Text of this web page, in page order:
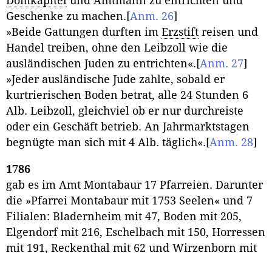
Geschenke zu machen. [Anm. 26]
»Beide Gattungen durften im Erzstift reisen und
Handel treiben, ohne den Leibzoll wie die
ausländischen Juden zu entrichten«. [Anm. 27]
»Jeder ausländische Jude zahlte, sobald er
kurtrierischen Boden betrat, alle 24 Stunden 6
Alb. Leibzoll, gleichviel ob er nur durchreiste
oder ein Geschäft betrieb. An Jahrmarktstagen
begnügte man sich mit 4 Alb. täglich«. [Anm. 28]
1786
gab es im Amt Montabaur 17 Pfarreien. Darunter
die »Pfarrei Montabaur mit 1753 Seelen« und 7
Filialen: Bladernheim mit 47, Boden mit 205,
Elgendorf mit 216, Eschelbach mit 150, Horressen
mit 191, Reckenthal mit 62 und Wirzenborn mit